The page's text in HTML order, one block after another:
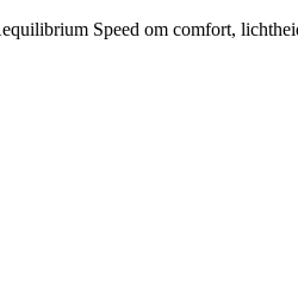
Speed om comfort,